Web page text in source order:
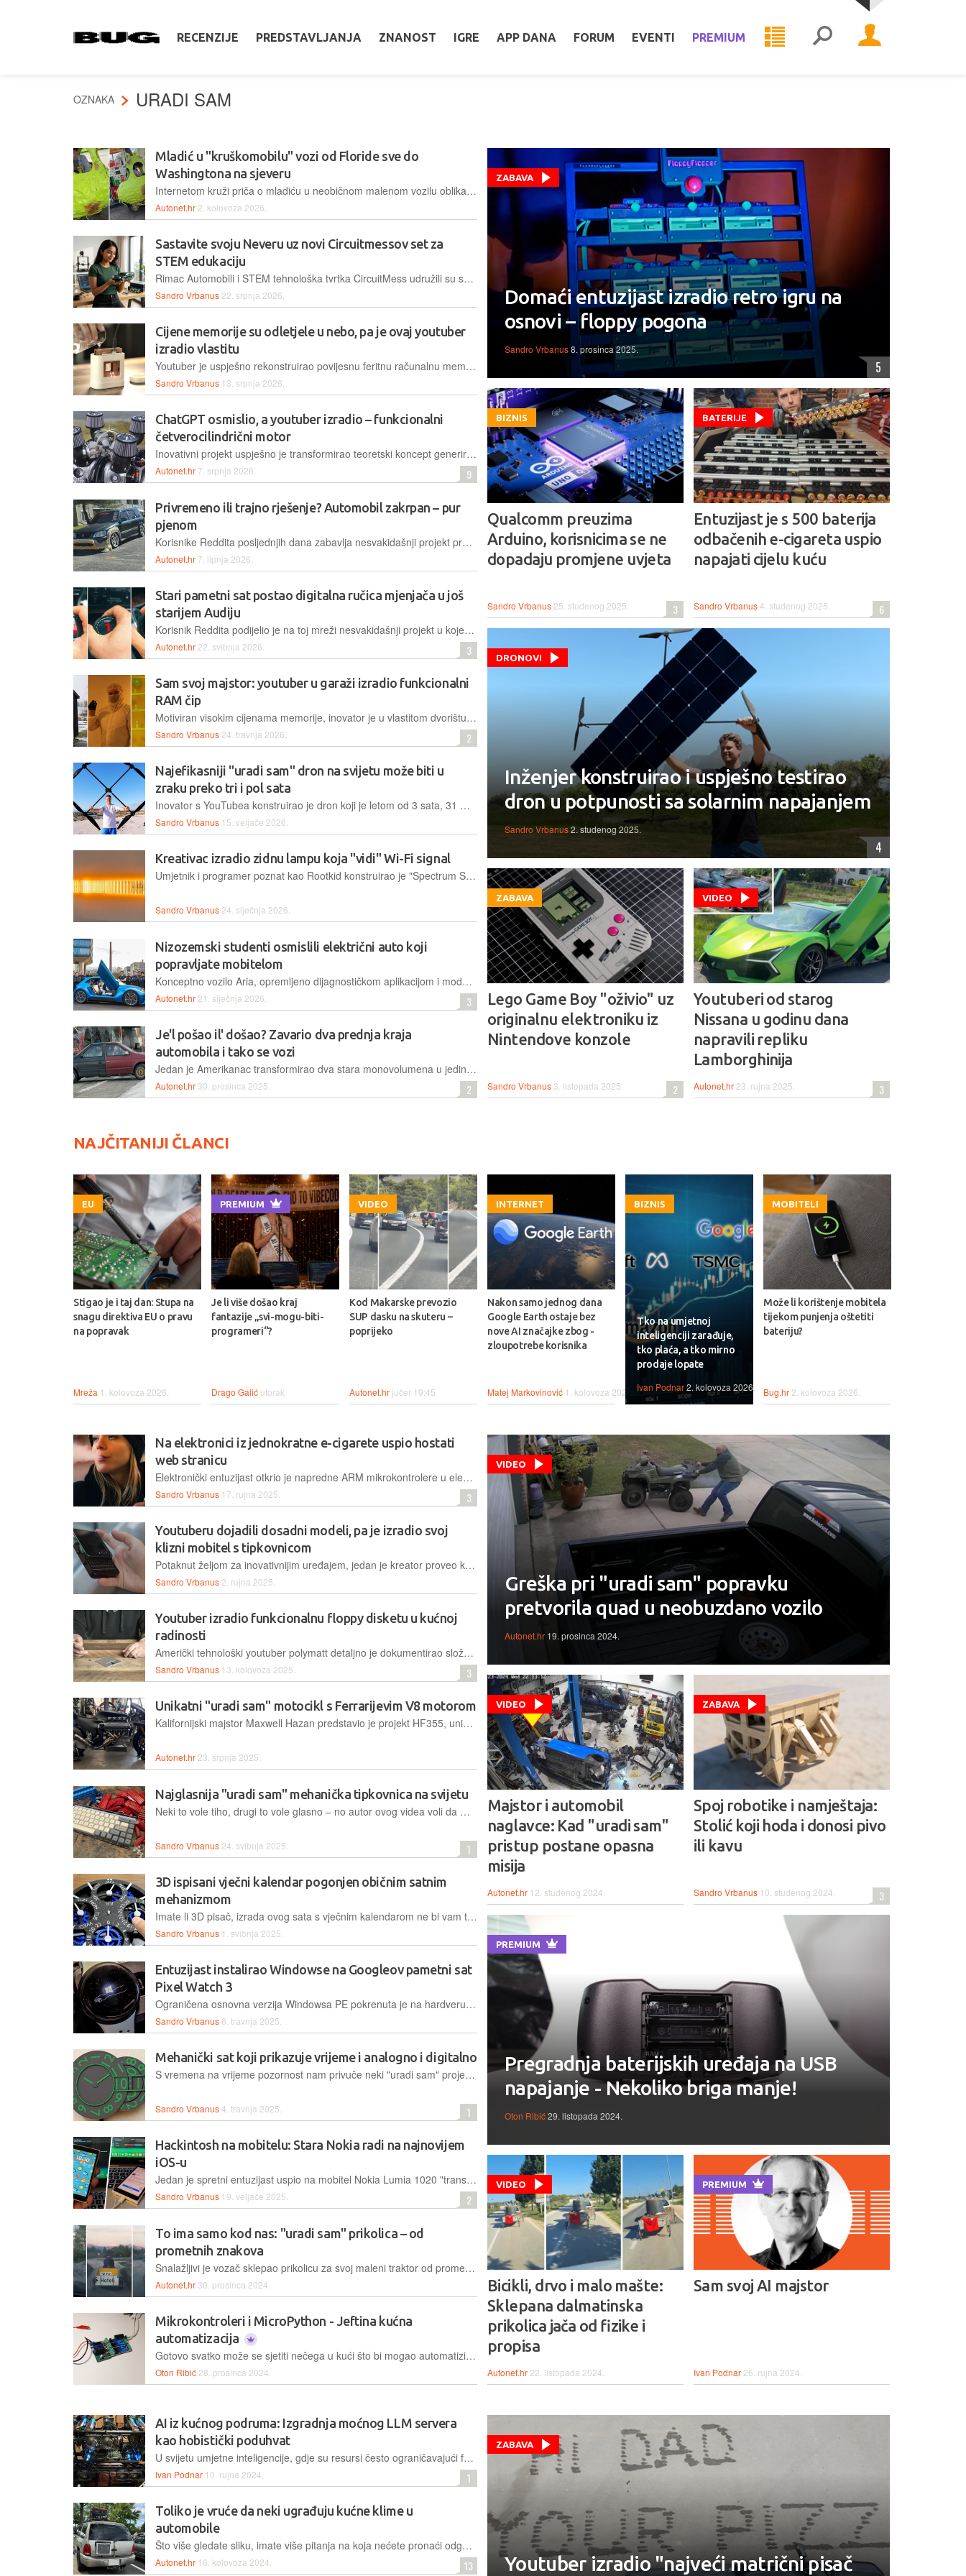
RECENZIJE PREDSTAVLJANJA ZNANOST IGRE APP DANA FORUM EVENTI PREMIUM
OZNAKA URADI SAM
Mladić u "kruškomobilu" vozi od Floride sve do
Washingtona na sjeveru
Internetom kruži priča o mladiću u neobičnom malenom vozilu oblika kruške, kojim se on otisnuo na putovanje Sjedinjenim Državama – kako bi bolje doživio prirodu i proveo zabavno ljeto
Autonet.hr 2. kolovoza 2026.
Sastavite svoju Neveru uz novi Circuitmessov set za
STEM edukaciju
Rimac Automobili i STEM tehnološka tvrtka CircuitMess udružili su snage na replici Nevere u mjerilu 1:18, odnosno "uradi sam" kompletu koji se uklapa u portfelj poznatog edukacijskog startupa
Sandro Vrbanus 22. srpnja 2026.
Cijene memorije su odletjele u nebo, pa je ovaj youtuber
izradio vlastitu
Youtuber je uspješno rekonstruirao povijesnu feritnu računalnu memoriju, stvorivši funkcionalni uređaj od 64 bita koji podatke čuva bez električne energije i unutar tekućeg medija
Sandro Vrbanus 13. srpnja 2026.
ChatGPT osmislio, a youtuber izradio – funkcionalni
četverocilindrični motor
Inovativni projekt uspješno je transformirao teoretski koncept generiran umjetnom inteligencijom u stvarni, operativni motor, a sve nije prošlo bez brojnih složenih strojarskih i dizajnerskih izazova
Autonet.hr 7. srpnja 2026. 9
Privremeno ili trajno rješenje? Automobil zakrpan – pur
pjenom
Korisnike Reddita posljednjih dana zabavlja nesvakidašnji projekt preinake Honde CR-V, na kojoj je upotrijebljena građevinska ekspandirajuća pjena za oblikovanje vanjskih dijelova karoserije
Autonet.hr 7. lipnja 2026.
Stari pametni sat postao digitalna ručica mjenjača u još
starijem Audiju
Korisnik Reddita podijelio je na toj mreži nesvakidašnji projekt u kojem je uspješno integrirao stari pametni sat u unutrašnjost ručice mjenjača svojeg starog Audija i dao mu sasvim nove funkcije
Autonet.hr 22. svibnja 2026. 3
Sam svoj majstor: youtuber u garaži izradio funkcionalni
RAM čip
Motiviran visokim cijenama memorije, inovator je u vlastitom dvorištu izgradio čistu sobu i pomoću ručno izrađenih alata proizveo funkcionalni DRAM čip, što je potvrdio i testiranjima
Sandro Vrbanus 24. travnja 2026. 2
Najefikasniji "uradi sam" dron na svijetu može biti u
zraku preko tri i pol sata
Inovator s YouTubea konstruirao je dron koji je letom od 3 sata, 31 minute i 6 sekundi nadmašio postojeći svjetski rekord, fokusirajući se na maksimalnu energetsku učinkovitost svake komponente
Sandro Vrbanus 15. veljače 2026.
Kreativac izradio zidnu lampu koja "vidi" Wi-Fi signal
Umjetnik i programer poznat kao Rootkid konstruirao je "Spectrum Slit", jedinstvenu instalaciju koja u stvarnom vremenu vizualizira nevidljivu aktivnost radio valova pomoću LED filamenata
Sandro Vrbanus 24. siječnja 2026.
Nizozemski studenti osmislili električni auto koji
popravljate mobitelom
Konceptno vozilo Aria, opremljeno dijagnostičkom aplikacijom i modularnim komponentama, nudi rješenje za visoke troškove održavanja i kompleksnost modernih električnih automobila
Autonet.hr 21. siječnja 2026. 3
Je'l pošao il' došao? Zavario dva prednja kraja
automobila i tako se vozi
Jedan je Amerikanac transformirao dva stara monovolumena u jedinstveno vozilo spajanjem njihovih prednjih dijelova, šireći smijeh i izazivajući čuđenje gdje god da se pojavi
Autonet.hr 30. prosinca 2025. 2
ZABAVA
Domaći entuzijast izradio retro igru na
osnovi – floppy pogona
Sandro Vrbanus8. prosinca 2025.
5
BIZNIS
Qualcomm preuzima
Arduino, korisnicima se ne
dopadaju promjene uvjeta
Sandro Vrbanus 25. studenog 2025. 3
BATERIJE
Entuzijast je s 500 baterija
odbačenih e-cigareta uspio
napajati cijelu kuću
Sandro Vrbanus4. studenog 2025. 6
DRONOVI
Inženjer konstruirao i uspješno testirao
dron u potpunosti sa solarnim napajanjem
Sandro Vrbanus2. studenog 2025.
4
ZABAVA
Lego Game Boy "oživio" uz
originalnu elektroniku iz
Nintendove konzole
Sandro Vrbanus 3. listopada 2025. 2
VIDEO
Youtuberi od starog
Nissana u godinu dana
napravili repliku
Lamborghinija
Autonet.hr 23. rujna 2025. 3
NAJČITANIJI ČLANCI
EU
Stigao je i taj dan: Stupa na
snagu direktiva EU o pravu
na popravak
Mreža 1. kolovoza 2026.
PREMIUM
Je li više došao kraj
fantazije „svi-mogu-biti-
programeri“?
Drago Galić utorak
VIDEO
Kod Makarske prevozio
SUP dasku na skuteru –
poprijeko
Autonet.hr jučer 19:45
INTERNET
Nakon samo jednog dana
Google Earth ostaje bez
nove AI značajke zbog -
zloupotrebe korisnika
Matej Markovinović 1. kolovoza 2026.
BIZNIS
Tko na umjetnoj
inteligenciji zarađuje,
tko plaća, a tko mirno
prodaje lopate
Ivan Podnar2. kolovoza 2026.
MOBITELI
Može li korištenje mobitela
tijekom punjenja oštetiti
bateriju?
Bug.hr 2. kolovoza 2026.
Na elektronici iz jednokratne e-cigarete uspio hostati
web stranicu
Elektronički entuzijast otkrio je napredne ARM mikrokontrolere u elektroničkim cigaretama te je jedan od njih uspješno prenamijenio za pokretanje potpuno funkcionalnog, iako sporog, web poslužitelja
Sandro Vrbanus 17. rujna 2025. 3
Youtuberu dojadili dosadni modeli, pa je izradio svoj
klizni mobitel s tipkovnicom
Potaknut željom za inovativnijim uređajem, jedan je kreator proveo kompleksan projekt preinake preklopnog Galaxy Z Flipa, spajajući ga s tipkovnicom Blackberryja u jedinstven mobitel
Sandro Vrbanus 2. rujna 2025.
Youtuber izradio funkcionalnu floppy disketu u kućnoj
radinosti
Američki tehnološki youtuber polymatt detaljno je dokumentirao složen proces izrade floppy diskete, od 3D modeliranja i CNC obrade do formuliranja i nanošenja magnetskog premaza za pohranu podataka
Sandro Vrbanus 13. kolovoza 2025. 3
Unikatni "uradi sam" motocikl s Ferrarijevim V8 motorom
Kalifornijski majstor Maxwell Hazan predstavio je projekt HF355, unikatni motocikl pokretan V8 motorom iz Ferrarija F355, koji razvija 400 KS uz masu od svega 268 kilograma
Autonet.hr 23. srpnja 2025.
Najglasnija "uradi sam" mehanička tipkovnica na svijetu
Neki to vole tiho, drugi to vole glasno – no autor ovog videa voli da mu cijelo susjedstvo zna kad tipka po svojoj tipkovnici. Zabavni projekt jednog streamera izazvao je pozornost na društvenim mrežama
Sandro Vrbanus 24. svibnja 2025. 1
3D ispisani vječni kalendar pogonjen običnim satnim
mehanizmom
Imate li 3D pisač, izrada ovog sata s vječnim kalendarom ne bi vam trebala predstavljati prevelik problem. Njegov dizajn i način rada intrigantni su i jedinstveni, a nacrti besplatni za preuzimanje
Sandro Vrbanus 1. svibnja 2025.
Entuzijast instalirao Windowse na Googleov pametni sat
Pixel Watch 3
Ograničena osnovna verzija Windowsa PE pokrenuta je na hardveru Googleovog pametnog sata, inače zasnovanoga na Androidu, čisto iz zabave i kreativnog zanosa jednog studenta
Sandro Vrbanus 6. travnja 2025.
Mehanički sat koji prikazuje vrijeme i analogno i digitalno
S vremena na vrijeme pozornost nam privuče neki "uradi sam" projekt koji kombinira tehnologiju, zabavu, inovativnost i programiranje – a ovaj neobični sat spada upravo u tu kategoriju
Sandro Vrbanus4. travnja 2025. 1
Hackintosh na mobitelu: Stara Nokia radi na najnovijem
iOS-u
Jedan je spretni entuzijast uspio na mobitel Nokia Lumia 1020 "transplantirati" potreban hardver iz iPhonea SE te dobio jedinstveni uređaj, koji je u šali nazvao NokiApple LumiPhone 1020 SE
Sandro Vrbanus 19. veljače 2025. 2
To ima samo kod nas: "uradi sam" prikolica – od
prometnih znakova
Snalažljivi je vozač sklepao prikolicu za svoj maleni traktor od prometnih znakova koje je pronašao, možda i ukrao, pa se s takvim prometalom uputio na vožnju javnom cestom
Autonet.hr 30. prosinca 2024.
Mikrokontroleri i MicroPython - Jeftina kućna
automatizacija
Gotovo svatko može se sjetiti nečega u kući što bi mogao automatizirati. A gdje ima volje, ima i načina: scena mikrokontrolera i MicroPythona evoluirala je do razine gdje i početnici bezbolno u nju mogu uploviti, i to s minimalnim budžetom
Oton Ribić 28. prosinca 2024.
VIDEO
Greška pri "uradi sam" popravku
pretvorila quad u neobuzdano vozilo
Autonet.hr 19. prosinca 2024.
VIDEO
Majstor i automobil
naglavce: Kad "uradi sam"
pristup postane opasna
misija
Autonet.hr 12. studenog 2024.
ZABAVA
Spoj robotike i namještaja:
Stolić koji hoda i donosi pivo
ili kavu
Sandro Vrbanus 10. studenog 2024. 3
PREMIUM
Pregradnja baterijskih uređaja na USB
napajanje - Nekoliko briga manje!
Oton Ribić29. listopada 2024.
VIDEO
Bicikli, drvo i malo mašte:
Sklepana dalmatinska
prikolica jača od fizike i
propisa
Autonet.hr 22. listopada 2024.
PREMIUM
Sam svoj AI majstor
Ivan Podnar 26. rujna 2024.
AI iz kućnog podruma: Izgradnja moćnog LLM servera
kao hobistički poduhvat
U svijetu umjetne inteligencije, gdje su resursi često ograničavajući faktor, jedan entuzijast odlučio je stvoriti vlastiti superračunalni sustav u podrumu svog doma
Ivan Podnar 10. rujna 2024. 1
Toliko je vruće da neki ugrađuju kućne klime u
automobile
Što više gledate sliku, imate više pitanja na koja nećete pronaći odgovore – otprilike tako na Redditu opisuju prizor, snimljen ovih dana negdje u SAD-u
Autonet.hr 16. kolovoza 2024. 13
ZABAVA
Youtuber izradio "najveći matrični pisač